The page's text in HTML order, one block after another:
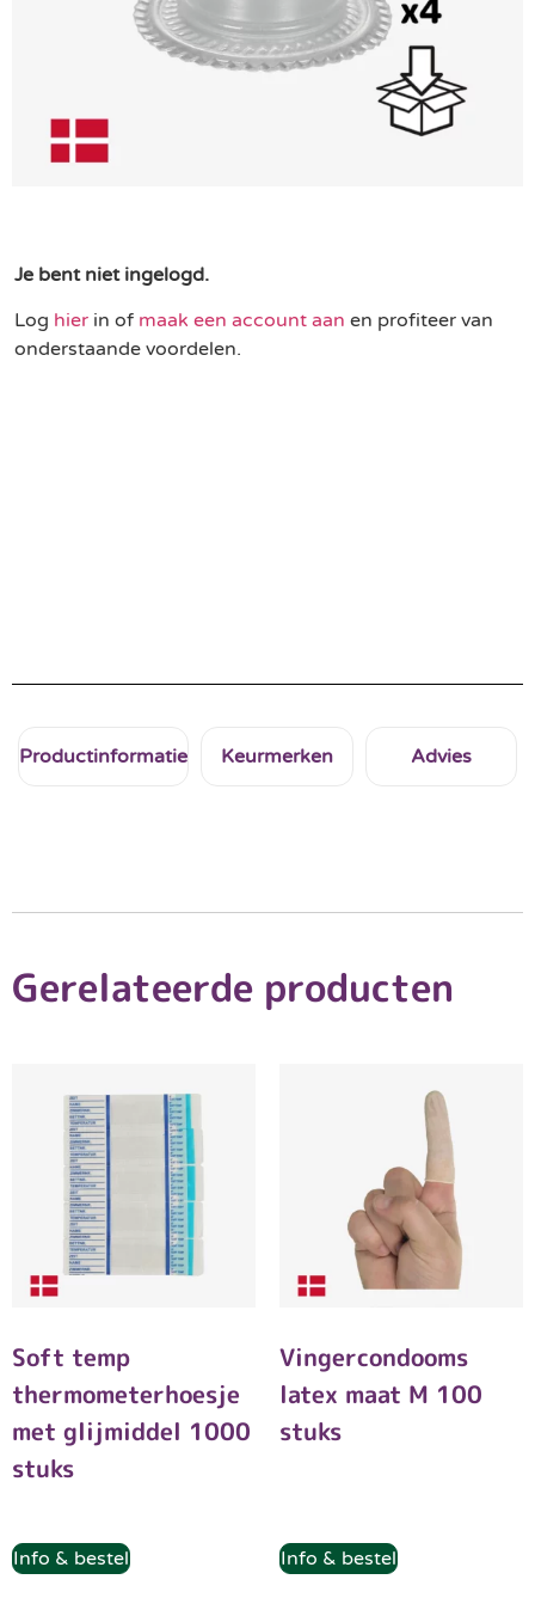
Je bent niet ingelogd.
Log hier in of maak een account aan en profiteer van
onderstaande voordelen.
Productinformatie Keurmerken Advies
Gerelateerde producten
Soft temp
thermometerhoesje
met glijmiddel 1000
stuks
Info & bestel
Vingercondooms
latex maat M 100
stuks
Info & bestel